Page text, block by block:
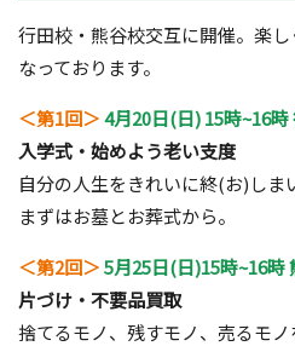
行田校・熊谷校交互に開催。楽
なっております。
＜第1回＞4月20日(日) 15時~16時
入学式・始めよう老い支度
自分の人生をきれいに終(お)しま
まずはお墓とお葬式から。
＜第2回＞5月25日(日)15時~16時
片づけ・不要品買取
捨てるモノ、残すモノ、売るモノ